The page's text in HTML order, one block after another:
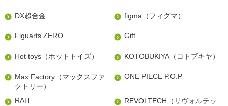
DX超合金 figma（フィグマ）
Figuarts ZERO Gift
Hot toys（ホットトイズ） KOTOBUKIYA（コトブキヤ）
Max Factory（マックスファ
クトリー）
ONE PIECE P.O.P
RAH
REVOLTECH（リヴォルテッ